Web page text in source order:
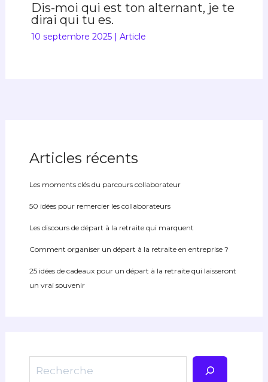
Dis-moi qui est ton alternant, je te
dirai qui tu es.
10 septembre 2025 | Article
Articles récents
Les moments clés du parcours collaborateur
50 idées pour remercier les collaborateurs
Les discours de départ à la retraite qui marquent
Comment organiser un départ à la retraite en entreprise ?
25 idées de cadeaux pour un départ à la retraite qui laisseront
un vrai souvenir
Rechercher